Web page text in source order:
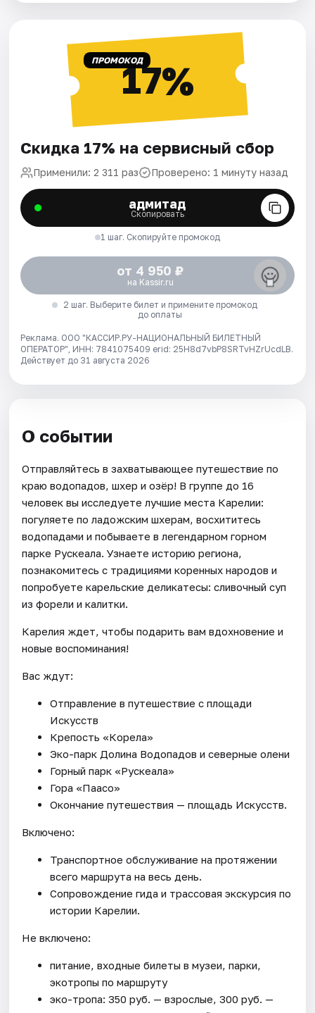
ПРОМОКОД17%
Скидка 17% на сервисный сбор
Применили: 2 311 раз Проверено: 1 минуту назад
адмитад
Скопировать
1 шаг. Скопируйте промокод
от 4 950 ₽
на Kassir.ru
2 шаг. Выберите билет и примените промокод
до оплаты
Реклама. ООО "КАССИР.РУ-НАЦИОНАЛЬНЫЙ БИЛЕТНЫЙ
ОПЕРАТОР", ИНН: 7841075409 erid: 25H8d7vbP8SRTvHZrUcdLB.
Действует до 31 августа 2026
О событии
Отправляйтесь в захватывающее путешествие по
краю водопадов, шхер и озёр! В группе до 16
человек вы исследуете лучшие места Карелии:
погуляете по ладожским шхерам, восхититесь
водопадами и побываете в легендарном горном
парке Рускеала. Узнаете историю региона,
познакомитесь с традициями коренных народов и
попробуете карельские деликатесы: сливочный суп
из форели и калитки.
Карелия ждет, чтобы подарить вам вдохновение и
новые воспоминания!
Вас ждут:
Отправление в путешествие с площади
Искусств
Крепость «Корела»
Эко-парк Долина Водопадов и северные олени
Горный парк «Рускеала»
Гора «Паасо»
Окончание путешествия — площадь Искусств.
Включено:
Транспортное обслуживание на протяжении
всего маршрута на весь день.
Сопровождение гида и трассовая экскурсия по
истории Карелии.
Не включено:
питание, входные билеты в музеи, парки,
экотропы по маршруту
эко-тропа: 350 руб. — взрослые, 300 руб. —